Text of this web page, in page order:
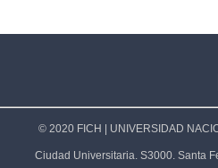
© 2020 FICH | UNIVERSIDAD
Ciudad Universitaria. S3000. Santa